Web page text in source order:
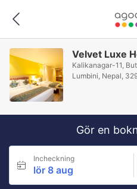
Velvet Luxe
Kalikanagar-11,
Lumbini, Nepal,
Gör en
Incheckning
lör 8 aug